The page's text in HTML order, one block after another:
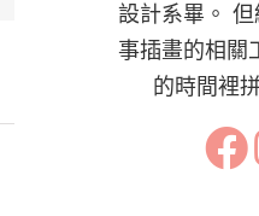
設計系畢。
事插畫的相關
的時間裡